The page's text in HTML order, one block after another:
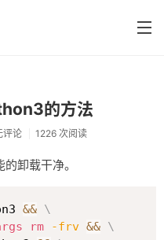
的方法
评论 1226 次阅读
卸载干净。
&& \
rm -frv && \